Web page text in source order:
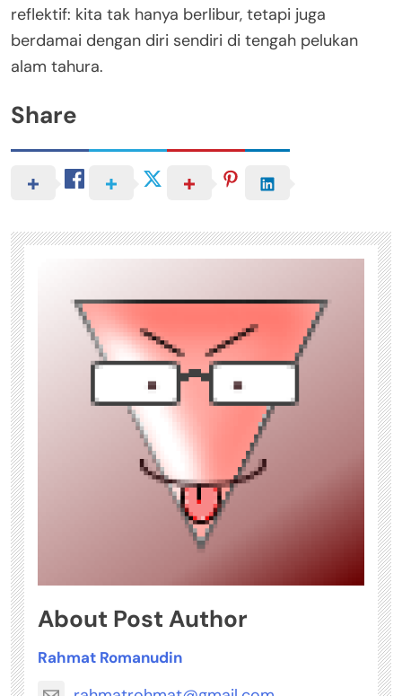
reflektif: kita tak hanya berlibur, tetapi juga
berdamai dengan diri sendiri di tengah pelukan
alam tahura.
Share
About Post Author
Rahmat Romanudin